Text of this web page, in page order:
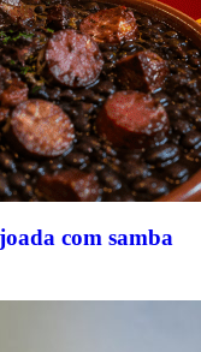
com samba